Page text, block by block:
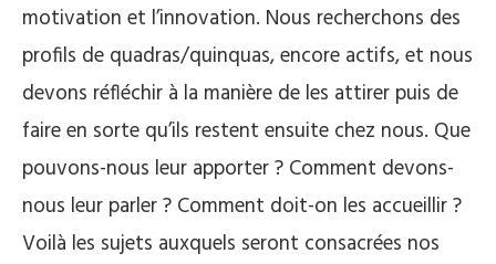
motivation et l’innovation. Nous recherchons des
profils de quadras/quinquas, encore actifs, et nous
devons réfléchir à la manière de les attirer puis de
faire en sorte qu’ils restent ensuite chez nous. Que
pouvons-nous leur apporter ? Comment devons-
nous leur parler ? Comment doit-on les accueillir ?
Voilà les sujets auxquels seront consacrées nos